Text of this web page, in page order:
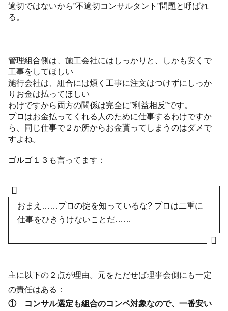
適切ではないから”不適切コンサルタント”問題と呼ばれ
る。
管理組合側は、施工会社にはしっかりと、しかも安くで
工事をしてほしい
施行会社は、組合には煩く工事に注文はつけずにしっか
りお金は払ってほしい
わけですから両方の関係は完全に”利益相反”です。
プロはお金払ってくれる人のために仕事するわけですか
ら、同じ仕事で２か所からお金貰ってしまうのはダメで
すよね。
ゴルゴ１３も言ってます：
おまえ……プロの掟を知っているな? プロは二重に
仕事をひきうけないことだ……
主に以下の２点が理由。元をただせば理事会側にも一定
の責任はある：
① コンサル選定も組合のコンペ対象なので、一番安い